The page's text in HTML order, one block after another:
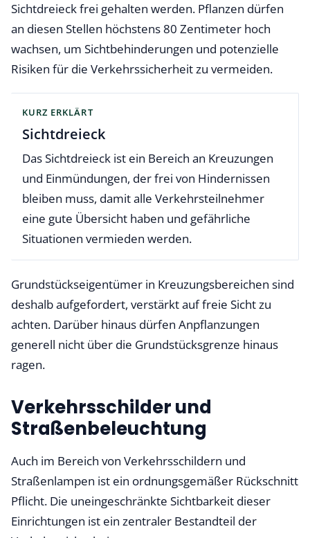
Sichtdreieck frei gehalten werden. Pflanzen dürfen
an diesen Stellen höchstens 80 Zentimeter hoch
wachsen, um Sichtbehinderungen und potenzielle
Risiken für die Verkehrssicherheit zu vermeiden.
KURZ ERKLÄRT
Sichtdreieck
Das Sichtdreieck ist ein Bereich an Kreuzungen
und Einmündungen, der frei von Hindernissen
bleiben muss, damit alle Verkehrsteilnehmer
eine gute Übersicht haben und gefährliche
Situationen vermieden werden.
Grundstückseigentümer in Kreuzungsbereichen sind
deshalb aufgefordert, verstärkt auf freie Sicht zu
achten. Darüber hinaus dürfen Anpflanzungen
generell nicht über die Grundstücksgrenze hinaus
ragen.
Verkehrsschilder und
Straßenbeleuchtung
Auch im Bereich von Verkehrsschildern und
Straßenlampen ist ein ordnungsgemäßer Rückschnitt
Pflicht. Die uneingeschränkte Sichtbarkeit dieser
Einrichtungen ist ein zentraler Bestandteil der